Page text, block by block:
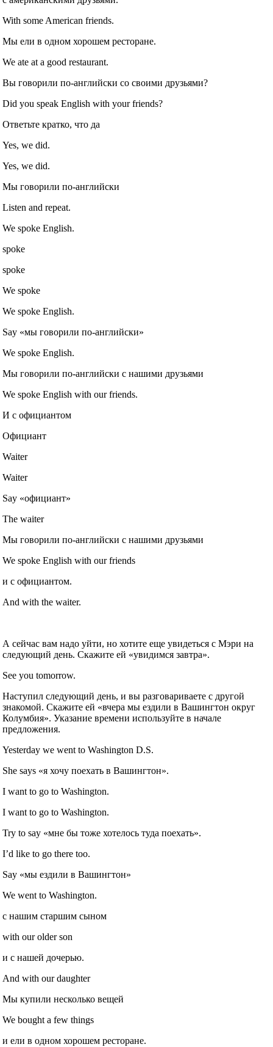
With some American friends.
Мы ели в одном хорошем ресторане.
We ate at a good restaurant.
Вы говорили по-английски со своими друзьями?
Did you speak English with your friends?
Ответьте кратко, что да
Yes, we did.
Yes, we did.
Мы говорили по-английски
Listen and repeat.
We spoke English.
spoke
spoke
We spoke
We spoke English.
Say «мы говорили по-английски»
We spoke English.
Мы говорили по-английски с нашими друзьями
We spoke English with our friends.
И с официантом
Официант
Waiter
Waiter
Say «официант»
The waiter
Мы говорили по-английски с нашими друзьями
We spoke English with our friends
и с официантом.
And with the waiter.
А сейчас вам надо уйти, но хотите еще увидеться с Мэри на
следующий день. Скажите ей «увидимся завтра».
See you tomorrow.
Наступил следующий день, и вы разговариваете с другой
знакомой. Скажите ей «вчера мы ездили в Вашингтон округ
Колумбия». Указание времени используйте в начале
предложения.
Yesterday we went to Washington D.S.
She says «я хочу поехать в Вашингтон».
I want to go to Washington.
I want to go to Washington.
Try to say «мне бы тоже хотелось туда поехать».
I’d like to go there too.
Say «мы ездили в Вашингтон»
We went to Washington.
с нашим старшим сыном
with our older son
и с нашей дочерью.
And with our daughter
Мы купили несколько вещей
We bought a few things
и ели в одном хорошем ресторане.